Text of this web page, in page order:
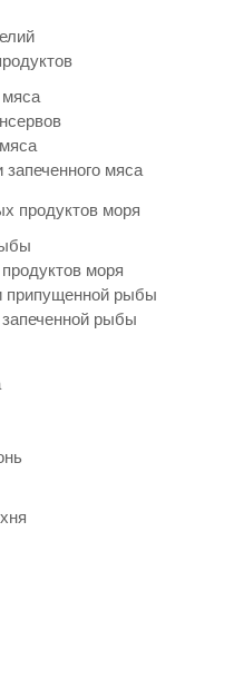
мяса
продуктов моря
моря
припущенной рыбы
рыбы